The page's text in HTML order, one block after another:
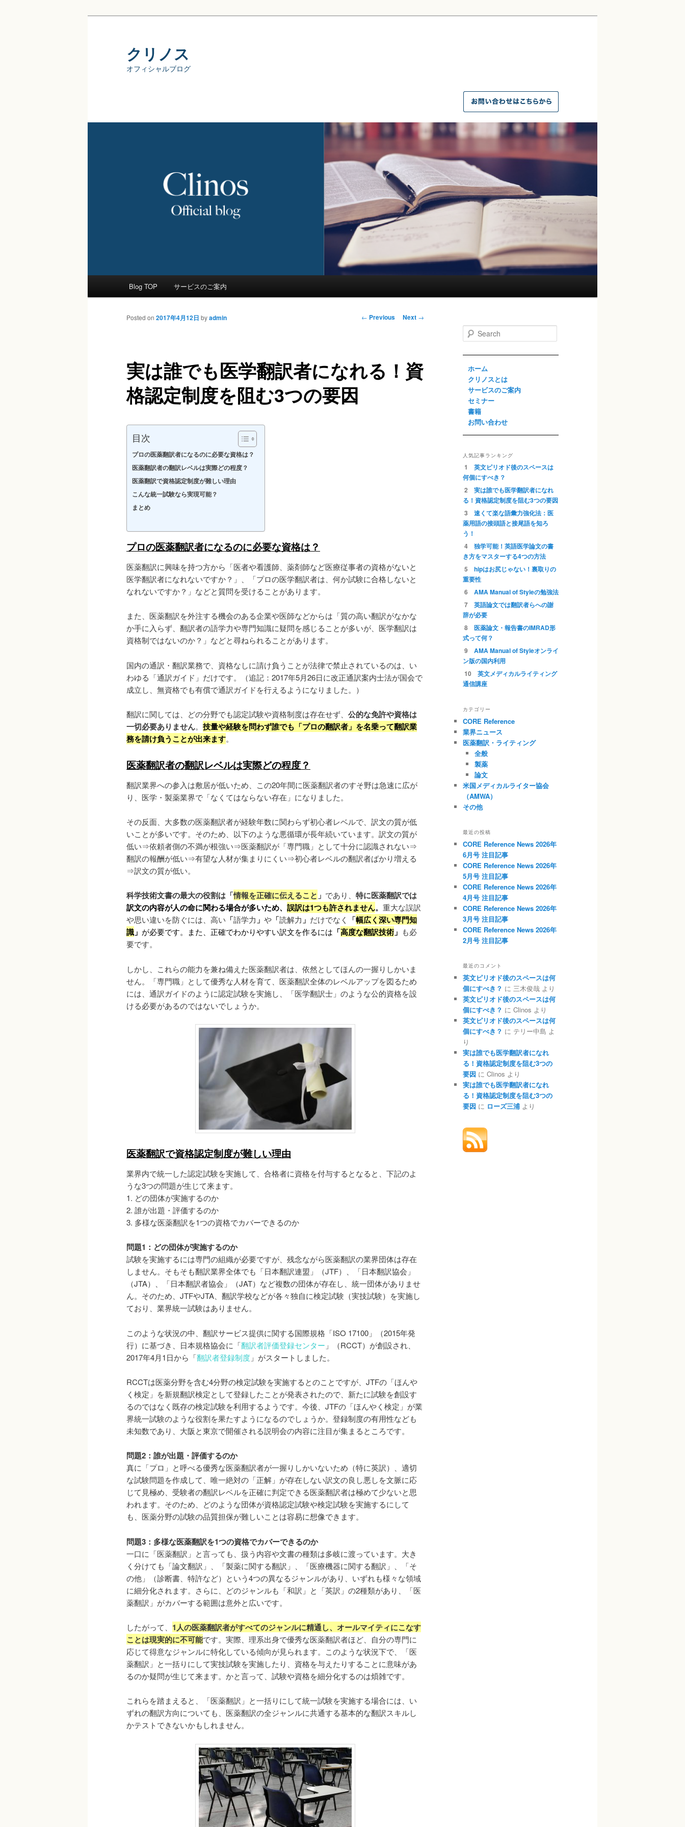
クリノス
オフィシャルブログ
Skip
content
Blog TOP サービスのご案内
Post
← Previous Next →
実は誰でも医学翻訳者になれる！資
格認定制度を阻む3つの要因
Posted on 2017年4月12日 byadmin
目次
プロの医薬翻訳者になるのに必要な資格は？
医薬翻訳者の翻訳レベルは実際どの程度？
医薬翻訳で資格認定制度が難しい理由
こんな統一試験なら実現可能？
まとめ
プロの医薬翻訳者になるのに必要な資格は？
医薬翻訳に興味を持つ方から「医者や看護師、薬剤師など医療従事者の資格がないと
医学翻訳者になれないですか？」、「プロの医学翻訳者は、何か試験に合格しないと
なれないですか？」などと質問を受けることがあります。
また、医薬翻訳を外注する機会のある企業や医師などからは「質の高い翻訳がなかな
か手に入らず、翻訳者の語学力や専門知識に疑問を感じることが多いが、医学翻訳は
資格制ではないのか？」などと尋ねられることがあります。
国内の通訳・翻訳業務で、資格なしに請け負うことが法律で禁止されているのは、い
わゆる「通訳ガイド」だけです。（追記：2017年5月26日に改正通訳案内士法が国会で
成立し、無資格でも有償で通訳ガイドを行えるようになりました。）
翻訳に関しては、どの分野でも認定試験や資格制度は存在せず、 公的な免許や資格は
一切必要ありません。 技量や経験を問わず誰でも「プロの翻訳者」を名乗って翻訳業
務を請け負うことが出来ます。
医薬翻訳者の翻訳レベルは実際どの程度？
翻訳業界への参入は敷居が低いため、この20年間に医薬翻訳者のすそ野は急速に広が
り、医学・製薬業界で「なくてはならない存在」になりました。
その反面、大多数の医薬翻訳者が経験年数に関わらず初心者レベルで、訳文の質が低
いことが多いです。そのため、以下のような悪循環が長年続いています。訳文の質が
低い⇒依頼者側の不満が根強い⇒医薬翻訳が「専門職」として十分に認識されない⇒
翻訳の報酬が低い⇒有望な人材が集まりにくい⇒初心者レベルの翻訳者ばかり増える
⇒訳文の質が低い。
科学技術文書の最大の役割は「情報を正確に伝えること」 であり、 特に医薬翻訳では
訳文の内容が人の命に関わる場合が多いため、 誤訳は1つも許されません。 重大な誤訳
や思い違いを防ぐには、高い 「語学力」 や 「読解力」 だけでなく 「幅広く深い専門知
識」 が必要です。また、正確でわかりやすい訳文を作るには 「高度な翻訳技術」 も必
要です。
しかし、これらの能力を兼ね備えた医薬翻訳者は、依然としてほんの一握りしかいま
せん。「専門職」として優秀な人材を育て、医薬翻訳全体のレベルアップを図るため
には、通訳ガイドのように認定試験を実施し、「医学翻訳士」のような公的資格を設
ける必要があるのではないでしょうか。
医薬翻訳で資格認定制度が難しい理由
業界内で統一した認定試験を実施して、合格者に資格を付与するとなると、下記のよ
うな3つの問題が生じて来ます。
1. どの団体が実施するのか
2. 誰が出題・評価するのか
3. 多様な医薬翻訳を1つの資格でカバーできるのか
問題1：どの団体が実施するのか
試験を実施するには専門の組織が必要ですが、残念ながら医薬翻訳の業界団体は存在
しません。そもそも翻訳業界全体でも「日本翻訳連盟」（JTF）、「日本翻訳協会」
（JTA）、「日本翻訳者協会」（JAT）など複数の団体が存在し、統一団体がありませ
ん。そのため、JTFやJTA、翻訳学校などが各々独自に検定試験（実技試験）を実施し
ており、業界統一試験はありません。
このような状況の中、翻訳サービス提供に関する国際規格「ISO 17100」（2015年発
行）に基づき、日本規格協会に「翻訳者評価登録センター 」（RCCT）が創設され、
2017年4月1日から「翻訳者登録制度 」がスタートしました。
RCCTは医薬分野を含む4分野の検定試験を実施するとのことですが、JTFの「ほんや
く検定」を新規翻訳検定として登録したことが発表されたので、新たに試験を創設す
るのではなく既存の検定試験を利用するようです。今後、JTFの「ほんやく検定」が業
界統一試験のような役割を果たすようになるのでしょうか。登録制度の有用性なども
未知数であり、大阪と東京で開催される説明会の内容に注目が集まるところです。
問題2：誰が出題・評価するのか
真に「プロ」と呼べる優秀な医薬翻訳者が一握りしかいないため（特に英訳）、適切
な試験問題を作成して、唯一絶対の「正解」が存在しない訳文の良し悪しを文脈に応
じて見極め、受験者の翻訳レベルを正確に判定できる医薬翻訳者は極めて少ないと思
われます。そのため、どのような団体が資格認定試験や検定試験を実施するにして
も、医薬分野の試験の品質担保が難しいことは容易に想像できます。
問題3：多様な医薬翻訳を1つの資格でカバーできるのか
一口に「医薬翻訳」と言っても、扱う内容や文書の種類は多岐に渡っています。大き
く分けても「論文翻訳」、「製薬に関する翻訳」、「医療機器に関する翻訳」、「そ
の他」（診断書、特許など）という4つの異なるジャンルがあり、いずれも様々な領域
に細分化されます。さらに、どのジャンルも「和訳」と「英訳」の2種類があり、「医
薬翻訳」がカバーする範囲は意外と広いです。
したがって、 1人の医薬翻訳者がすべてのジャンルに精通し、オールマイティにこなす
ことは現実的に不可能です。実際、理系出身で優秀な医薬翻訳者ほど、自分の専門に
応じて得意なジャンルに特化している傾向が見られます。このような状況下で、「医
薬翻訳」と一括りにして実技試験を実施したり、資格を与えたりすることに意味があ
るのか疑問が生じて来ます。かと言って、試験や資格を細分化するのは煩雑です。
これらを踏まえると、「医薬翻訳」と一括りにして統一試験を実施する場合には、い
ずれの翻訳方向についても、医薬翻訳の全ジャンルに共通する基本的な翻訳スキルし
かテストできないかもしれません。
e
ホーム
クリノスとは
サービスのご案内
セミナー
書籍
お問い合わせ
人気記事ランキング
英文ピリオド後のスペースは
何個にすべき？
実は誰でも医学翻訳者になれ
る！資格認定制度を阻む3つの要因
速くて楽な語彙力強化法：医
薬用語の接頭語と接尾語を知ろ
う！
独学可能！英語医学論文の書
き方をマスターする4つの方法
hipはお尻じゃない！裏取りの
重要性
AMA Manual of Styleの勉強法
英語論文では翻訳者らへの謝
辞が必要
医薬論文・報告書のIMRAD形
式って何？
AMA Manual of Styleオンライ
ン版の国内利用
英文メディカルライティング
通信講座
カテゴリー
CORE Reference
業界ニュース
医薬翻訳・ライティング
全般
製薬
論文
米国メディカルライター協会
（AMWA）
その他
最近の投稿
CORE Reference News 2026年
6月号 注目記事
CORE Reference News 2026年
5月号 注目記事
CORE Reference News 2026年
4月号 注目記事
CORE Reference News 2026年
3月号 注目記事
CORE Reference News 2026年
2月号 注目記事
最近のコメント
英文ピリオド後のスペースは何
個にすべき？ に 三木俊哉 より
英文ピリオド後のスペースは何
個にすべき？ に Clinos より
英文ピリオド後のスペースは何
個にすべき？ に テリー中島 よ
り
実は誰でも医学翻訳者になれ
る！資格認定制度を阻む3つの
要因 に Clinos より
実は誰でも医学翻訳者になれ
る！資格認定制度を阻む3つの
要因 に ローズ三浦 より